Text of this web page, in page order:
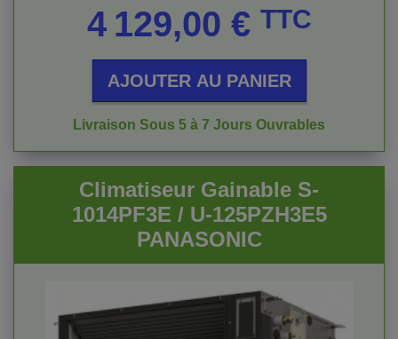
4 129,00 € TTC
AJOUTER AU PANIER
Livraison Sous 5 à 7 Jours Ouvrables
Climatiseur Gainable S-
1014PF3E / U-125PZH3E5
PANASONIC